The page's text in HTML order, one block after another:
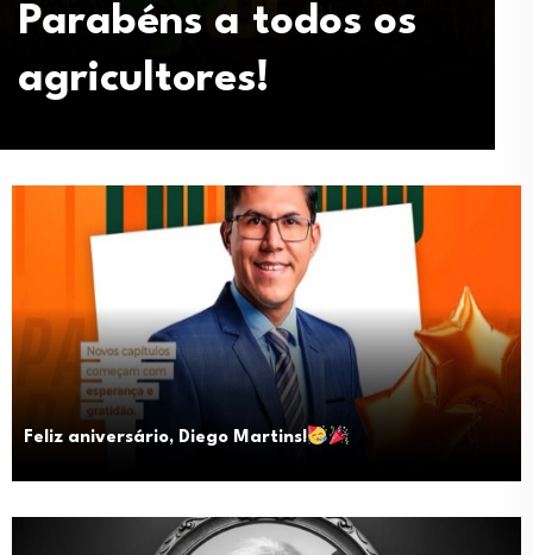
Parabéns a todos os
agricultores!
Feliz aniversário, Diego Martins!